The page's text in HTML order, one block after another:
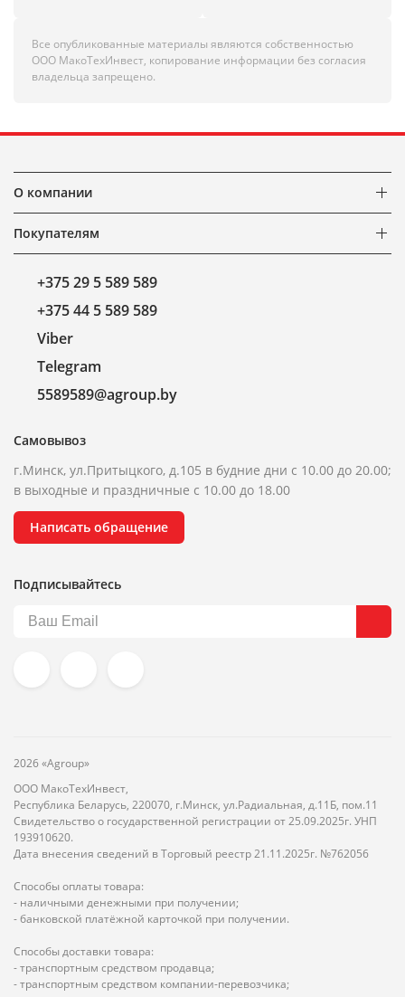
Все опубликованные материалы являются собственностью
ООО МакоТехИнвест, копирование информации без согласия
владельца запрещено.
О компании
Покупателям
+375 29 5 589 589
+375 44 5 589 589
Viber
Telegram
5589589@agroup.by
Самовывоз
г.Минск, ул.Притыцкого, д.105 в будние дни с 10.00 до 20.00;
в выходные и праздничные с 10.00 до 18.00
Написать обращение
Подписывайтесь
2026 «Agroup»
ООО МакоТехИнвест,
Республика Беларусь, 220070, г.Минск, ул.Радиальная, д.11Б, пом.11
Свидетельство о государственной регистрации от 25.09.2025г. УНП
193910620.
Дата внесения сведений в Торговый реестр 21.11.2025г. №762056
Способы оплаты товара:
- наличными денежными при получении;
- банковской платёжной карточкой при получении.
Способы доставки товара:
- транспортным средством продавца;
- транспортным средством компании-перевозчика;